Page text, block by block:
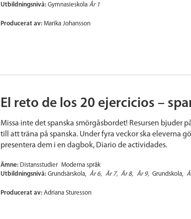
Utbildningsnivå: Gymnasieskola År 1
Producerat av: Marika Johansson
El reto de los 20 ejercicios –
Missa inte det spanska smörgåsbordet! Resursen bjuder
till att träna på spanska. Under fyra veckor ska eleverna
presentera dem i en dagbok, Diario de actividades.
Ämne: Distansstudier Moderna språk
Utbildningsnivå: Grundsärskola År 6 År 7 År 8 År 9 Grundskola
Producerat av: Adriana Sturesson